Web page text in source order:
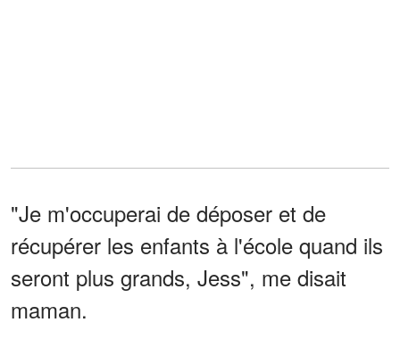
"Je m'occuperai de déposer et de
récupérer les enfants à l'école quand ils
seront plus grands, Jess", me disait
maman.